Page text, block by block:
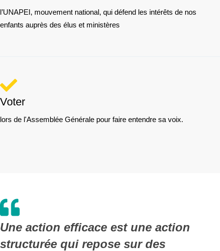
l’UNAPEI, mouvement national, qui défend les intérêts de nos
enfants auprès des élus et ministères
Voter
lors de l'Assemblée Générale pour faire entendre sa voix.
Une action efficace est une action
structurée qui repose sur des